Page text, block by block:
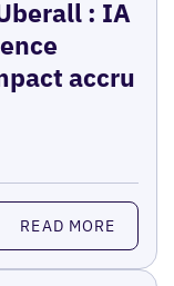
: IA
accru
READ MORE